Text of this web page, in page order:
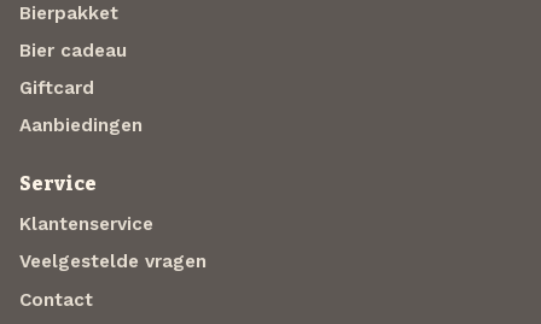
Bierpakket
Bier cadeau
Giftcard
Aanbiedingen
Service
Klantenservice
Veelgestelde vragen
Contact